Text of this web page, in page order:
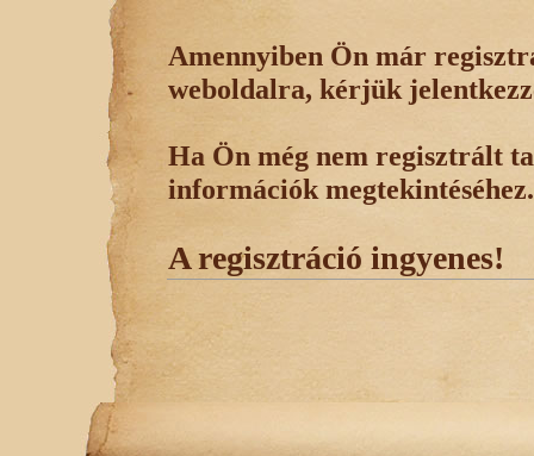
Amennyiben Ön már
weboldalra, kérjük
Ha Ön még nem regisztrált
információk megtekintéséhez.
A regisztráció ingyenes!